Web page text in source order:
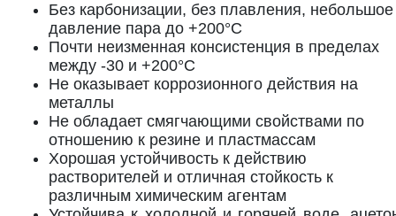
Без карбонизации, без плавления, небольшое
давление пара до +200°C
Почти неизменная консистенция в пределах
между -30 и +200°C
Не оказывает коррозионного действия на
металлы
Не обладает смягчающими свойствами по
отношению к резине и пластмассам
Хорошая устойчивость к действию
растворителей и отличная стойкость к
различным химическим агентам